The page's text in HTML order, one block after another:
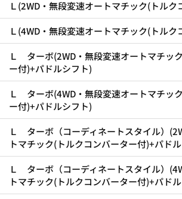
Ｌ(2WD・無段変速オートマチック(トルク
Ｌ(4WD・無段変速オートマチック(トルク
Ｌ ターボ(2WD・無段変速オートマチッ
ー付)+パドルシフト)
Ｌ ターボ(4WD・無段変速オートマチッ
ー付)+パドルシフト)
Ｌ ターボ（コーディネートスタイル）
トマチック(トルクコンバーター付)+パド
Ｌ ターボ（コーディネートスタイル）
トマチック(トルクコンバーター付)+パド